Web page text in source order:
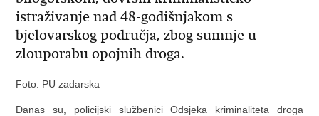
istraživanje nad 48-godišnjakom s
bjelovarskog područja, zbog sumnje u
zlouporabu opojnih droga.
Foto: PU zadarska
Danas su, policijski službenici Odsjeka kriminaliteta droga